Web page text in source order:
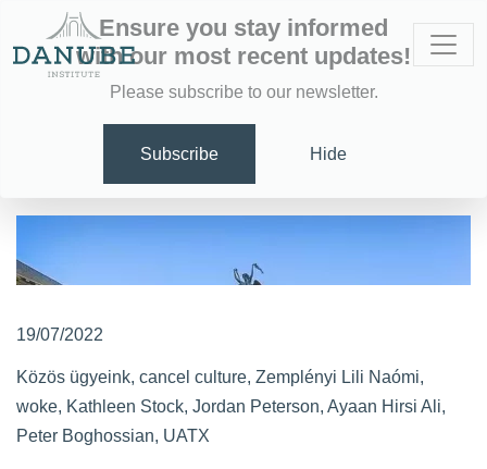
Ensure you stay informed
with our most recent updates!
Please subscribe to our newsletter.
Subscribe Hide
19/07/2022
Közös ügyeink, cancel culture, Zemplényi Lili Naómi,
woke, Kathleen Stock, Jordan Peterson, Ayaan Hirsi Ali,
Peter Boghossian, UATX